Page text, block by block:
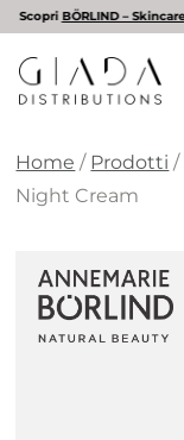
Salta
contenuto
L'estate è
Home / Prodotti /
Night Cream